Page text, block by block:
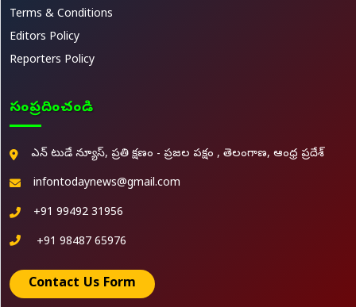
Terms & Conditions
Editors Policy
Reporters Policy
సంప్రదించండి
ఎన్ టుడే న్యూస్, ప్రతి క్షణం - ప్రజల పక్షం , తెలంగాణ, ఆంధ్ర ప్రదేశ్
infontodaynews@gmail.com
+91 99492 31956
+91 98487 65976
Contact Us Form